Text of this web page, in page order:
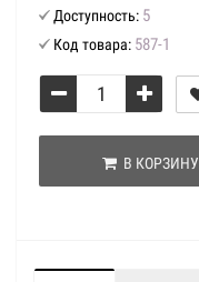
Доступность: 5
Код товара: 587-1
В КОРЗИНУ